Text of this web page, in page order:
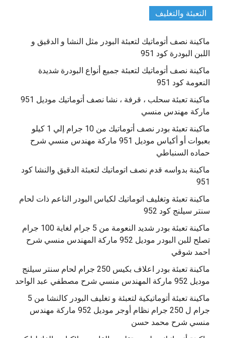
التعبئة والتغليف
ماكينة نصف أتوماتيك لتعبئة البودر مثل النشا و الدقيق و
اللبن البودرة كود 951
ماكينة نصف أتوماتيك لتعبئة جميع أنواع البودرة شديدة
النعومة كود 951
ماكينة تعبئة سحلب ، قرفة ، نشا نصف أتوماتيك موديل 951
ماركة مهندس منسي
ماكينة تعبئة بودر نصف أتوماتيك من 10 جرام إلي 1 كيلو
بعبوات أو أكياس موديل 951 ماركة مهندس منسي شرح
حماده السنباطي
ماكينة بدواسه قدم نصف اتوماتيك لتعبئة الدقيق والنشا كود
951
ماكينة تعبئة وتغليف اتوماتيك لكياس البودر الناعم ذات لحام
سنتر سيلنج كود 952
ماكينة تعبئة بودر شديد النعومة من 5 جرام لغاية 100 جرام
تصلح للبن البودر موديل 952 ماركة المهندس منسي شرح
احمد شوقي
ماكينة تعبئة بودر اعلاف بكيس 250 جرام لحام سنتر سيلنج
موديل 952 ماركة المهندس منسي شرح مصطفي عبد الواحد
ماكينة تعبئة أتوماتيكية لتعبئة و تغليف البودر كالنشا من 5
جرام ل 250 جرام نظام أوجر موديل 952 ماركة مهندس
منسي شرح محمد حسن